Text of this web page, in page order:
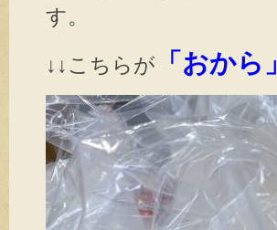
す。
↓↓こちらが 「おから」